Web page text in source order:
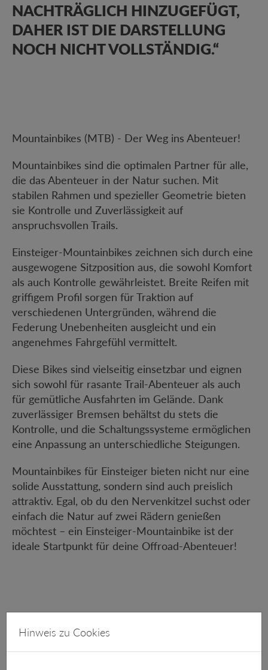
NACHTRÄGLICH HINZUGEFÜGT,
DAHER IST DIE DARSTELLUNG
NOCH NICHT VOLLSTÄNDIG.“
Mountainbikes (MTB) - Der Weg ins Abenteuer!
Mountainbikes sind die optimalen Partner für alle,
die das Abenteuer in der Natur suchen. Mit
stabilen Rahmen und spezieller Geometrie bieten
sie Kontrolle und Zuverlässigkeit auf
anspruchsvollen Trails.
Einsteiger-Mountainbikes zeichnen sich durch eine
ausgewogene Sitzposition aus, die sowohl Komfort
als auch Kontrolle gewährleistet. Breite Reifen mit
griffigem Profil sorgen für Traktion auf
verschiedenen Untergründen, während die
Federung Unebenheiten ausgleicht und ein
angenehmes Fahrgefühl vermittelt.
Diese Bikes sind vielseitig einsetzbar und eignen
sich sowohl für rasante Trail-Abenteuer als auch
für gemütliche Ausfahrten im Gelände. Dank
zuverlässiger Bremsen behältst du stets die
Kontrolle, und die Schaltungssysteme ermöglichen
eine Anpassung an unterschiedliche Steigungen.
Mountainbikes für Einsteiger bieten nicht nur eine
solide Ausstattung, sondern sind auch preislich
attraktiv. Egal, ob du den Nervenkitzel suchst oder
einfach die Natur auf zwei Rädern genießen
möchtest – ein Einsteiger-Mountainbike ist der
ideale Startpunkt für deine Offroad-Abenteuer!
Hinweis zu Cookies